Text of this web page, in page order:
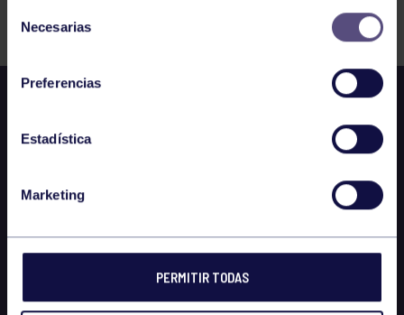
Necesarias
Preferencias
Estadística
Marketing
PERMITIR TODAS